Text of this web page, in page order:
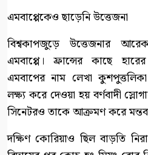
এমবাপ্পেকেও ছাড়েনি উত্তেজনা
বিশ্বকাপজুড়ে উত্তেজনার
এমবাপ্পে। ফ্রান্সের কাছে
এমবাপের নাম লেখা
লক্ষ্য করে দেওয়া হয় বর্ণবাদী
সিনেটরও তাকে আক্রমণ করে
দক্ষিণ কোরিয়াও ছিল বাড়তি